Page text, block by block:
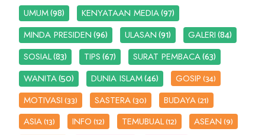
UMUM(98) KENYATAAN MEDIA(97)
MINDA PRESIDEN(96) ULASAN(91) GALERI(84)
SOSIAL(83) TIPS(67) SURAT PEMBACA(63)
WANITA(50) DUNIA ISLAM(46) GOSIP(34)
MOTIVASI(33) SASTERA(30) BUDAYA(21)
ASIA(13) INFO(12) TEMUBUAL(12) ASEAN(9)